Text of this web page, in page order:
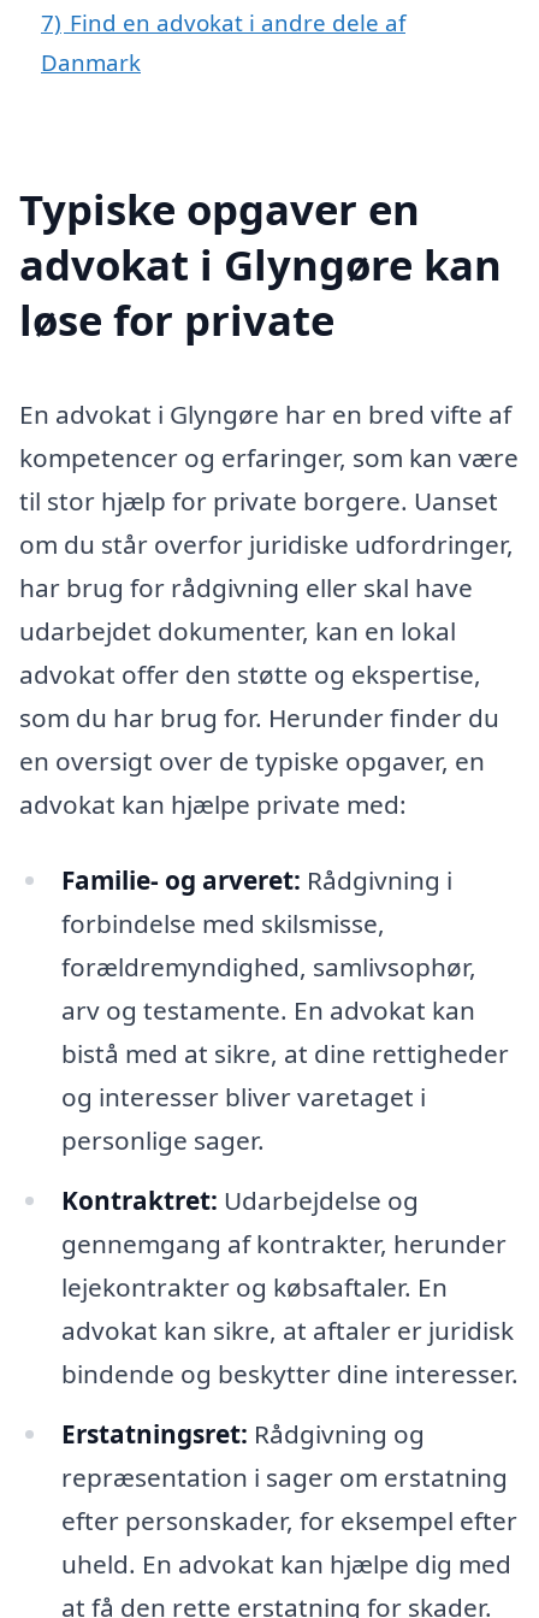
7) Find en advokat i andre dele af
Danmark
Typiske opgaver en
advokat i Glyngøre kan
løse for private
En advokat i Glyngøre har en bred vifte af
kompetencer og erfaringer, som kan være
til stor hjælp for private borgere. Uanset
om du står overfor juridiske udfordringer,
har brug for rådgivning eller skal have
udarbejdet dokumenter, kan en lokal
advokat offer den støtte og ekspertise,
som du har brug for. Herunder finder du
en oversigt over de typiske opgaver, en
advokat kan hjælpe private med:
Familie- og arveret: Rådgivning i
forbindelse med skilsmisse,
forældremyndighed, samlivsophør,
arv og testamente. En advokat kan
bistå med at sikre, at dine rettigheder
og interesser bliver varetaget i
personlige sager.
Kontraktret: Udarbejdelse og
gennemgang af kontrakter, herunder
lejekontrakter og købsaftaler. En
advokat kan sikre, at aftaler er juridisk
bindende og beskytter dine interesser.
Erstatningsret: Rådgivning og
repræsentation i sager om erstatning
efter personskader, for eksempel efter
uheld. En advokat kan hjælpe dig med
at få den rette erstatning for skader.